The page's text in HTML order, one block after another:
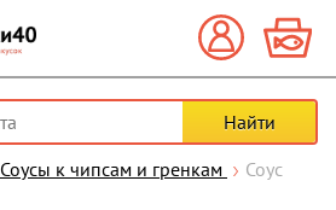
Соусы к чипсам и гренкам
Соус